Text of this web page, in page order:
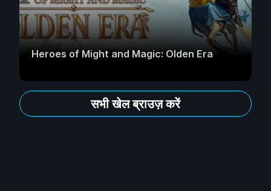
Heroes of Might and Magic: Olden Era
सभी खेल ब्राउज़ करें